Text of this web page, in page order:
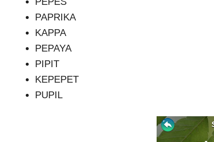
PAPRIKA
KAPPA
PEPAYA
PIPIT
KEPEPET
PUPIL